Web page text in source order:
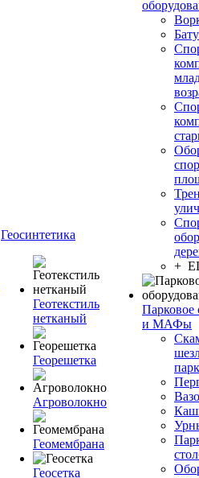
Геосинтетика
Геотекстиль
нетканый
Георешетка
Агроволокно
Геомембрана
Геосетка
+
Парковое
и МАФы